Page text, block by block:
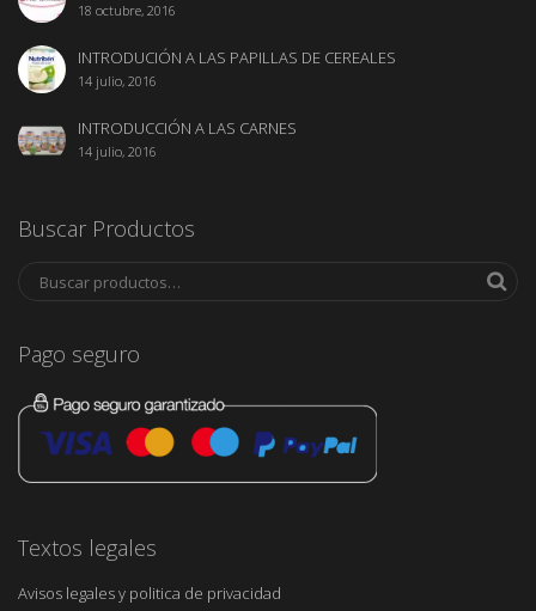
18 octubre, 2016
INTRODUCIÓN A LAS PAPILLAS DE CEREALES
14 julio, 2016
INTRODUCCIÓN A LAS CARNES
14 julio, 2016
Buscar Productos
Pago seguro
Textos legales
Avisos legales y politica de privacidad